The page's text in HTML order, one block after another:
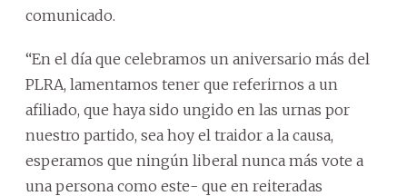
comunicado.
“En el día que celebramos un aniversario más del
PLRA, lamentamos tener que referirnos a un
afiliado, que haya sido ungido en las urnas por
nuestro partido, sea hoy el traidor a la causa,
esperamos que ningún liberal nunca más vote a
una persona como este- que en reiteradas